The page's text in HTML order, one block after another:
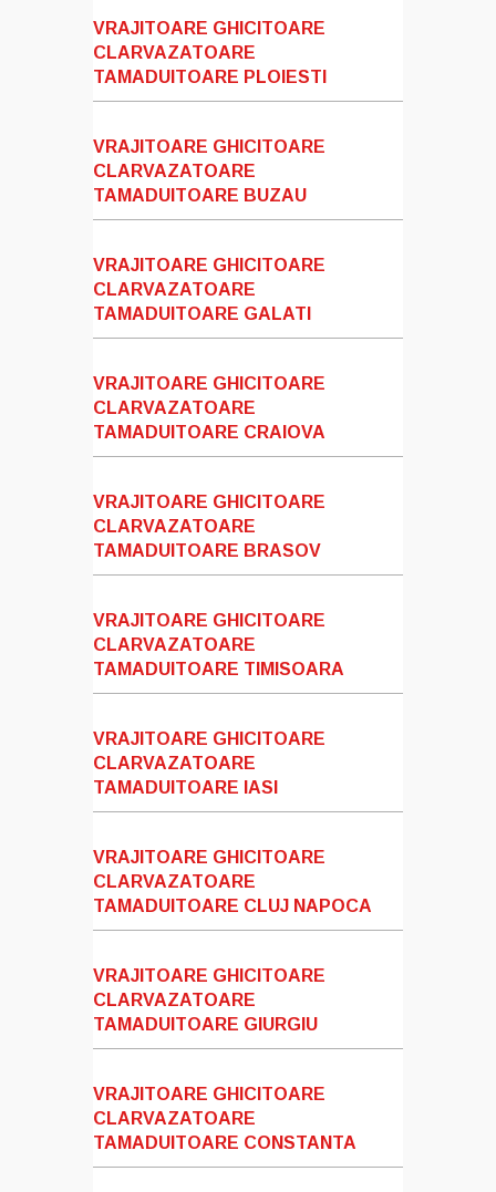
VRAJITOARE GHICITOARE
CLARVAZATOARE
TAMADUITOARE PLOIESTI
VRAJITOARE GHICITOARE
CLARVAZATOARE
TAMADUITOARE BUZAU
VRAJITOARE GHICITOARE
CLARVAZATOARE
TAMADUITOARE GALATI
VRAJITOARE GHICITOARE
CLARVAZATOARE
TAMADUITOARE CRAIOVA
VRAJITOARE GHICITOARE
CLARVAZATOARE
TAMADUITOARE BRASOV
VRAJITOARE GHICITOARE
CLARVAZATOARE
TAMADUITOARE TIMISOARA
VRAJITOARE GHICITOARE
CLARVAZATOARE
TAMADUITOARE IASI
VRAJITOARE GHICITOARE
CLARVAZATOARE
TAMADUITOARE CLUJ NAPOCA
VRAJITOARE GHICITOARE
CLARVAZATOARE
TAMADUITOARE GIURGIU
VRAJITOARE GHICITOARE
CLARVAZATOARE
TAMADUITOARE CONSTANTA